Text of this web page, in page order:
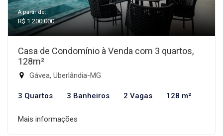
A partir de:
R$ 1.200.000
Casa de Condomínio à Venda com 3 quartos,
128m²
Gávea, Uberlândia-MG
3 Quartos 3 Banheiros 2 Vagas 128 m²
Mais informações